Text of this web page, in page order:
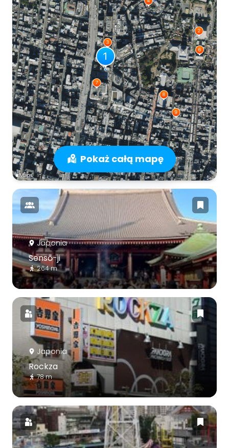
Pokaż całą mapę
Japonia
Sensō-ji
264 m
Japonia
Rockza
78 m